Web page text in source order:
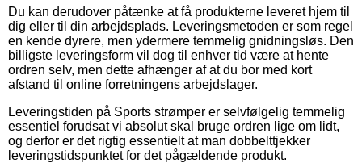
Du kan derudover påtænke at få produkterne leveret hjem til
dig eller til din arbejdsplads. Leveringsmetoden er som regel
en kende dyrere, men ydermere temmelig gnidningsløs. Den
billigste leveringsform vil dog til enhver tid være at hente
ordren selv, men dette afhænger af at du bor med kort
afstand til online forretningens arbejdslager.
Leveringstiden på Sports strømper er selvfølgelig temmelig
essentiel forudsat vi absolut skal bruge ordren lige om lidt,
og derfor er det rigtig essentielt at man dobbelttjekker
leveringstidspunktet for det pågældende produkt.